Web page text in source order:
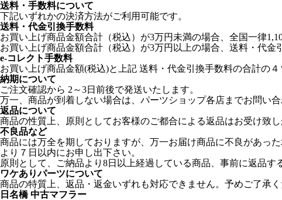
送料・手数料について
下記いずれかの決済方法がご利用可能です。
送料・代金引換手数料
お買い上げ商品金額合計（税込）が3万円未満の場合、全国一律
お買い上げ商品金額合計（税込）が3万円以上の場合、送料・代金
e-コレクト手数料
お買い上げ商品金額(税込)と上記 送料・代金引換手数料の合計の
納期について
ご注文確認から 2～3日前後で発送いたします。
万一、商品が到着しない場合は、パーツショップ各店までお問い合
返品について
商品の性質上、原則としてお客様のご都合による返品はお受け致
不良品など
商品には万全を期しておりますが、万一お届け商品に不良があっ
より７日以内にお申し出下さい。
原則として、ご納品より8日以上経過している商品、事前に返品
ワケありパーツについて
商品の特質上、返品・返金いずれも対応できません。予めご了承く
日名橋 中古マフラー